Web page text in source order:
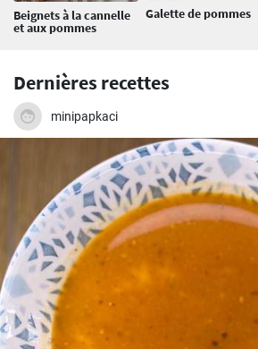
Beignets à la cannelle
et aux pommes
Galette de pommes
Dernières recettes
minipapkaci